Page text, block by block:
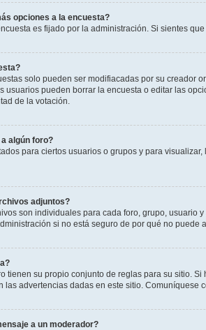
opciones a la encuesta?
es fijado por la administración. Si sientes
solo pueden ser modifiacadas por su creador
usuarios pueden borrar la encuesta o editar las
de la votación.
algún foro?
para ciertos usuarios o grupos y para
adjuntos?
son individuales para cada foro, grupo,
si no está seguro de por qué no puede
tienen su propio conjunto de reglas para su sitio.
las advertencias dadas en este sitio.
a un moderador?